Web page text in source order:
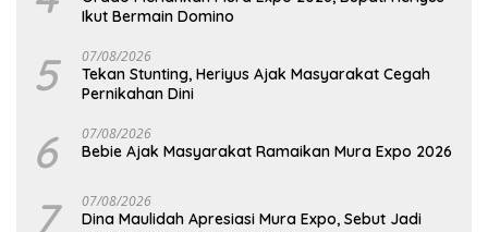
Ikut Bermain Domino
5 07/08/2026
Tekan Stunting, Heriyus Ajak Masyarakat Cegah
Pernikahan Dini
6 07/08/2026
Bebie Ajak Masyarakat Ramaikan Mura Expo 2026
7 07/08/2026
Dina Maulidah Apresiasi Mura Expo, Sebut Jadi